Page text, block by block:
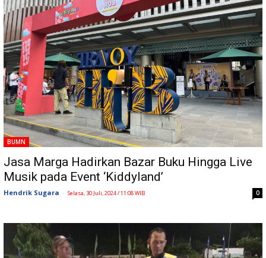
BUMN
Jasa Marga Hadirkan Bazar Buku Hingga Live
Musik pada Event ‘Kiddyland’
Hendrik Sugara - Selasa, 30 Juli, 2024 / 11:08 WIB 0